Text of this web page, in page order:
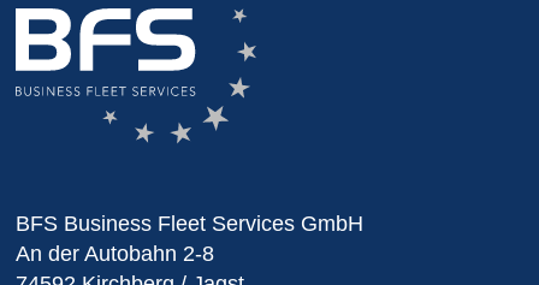
BFS Business Fleet Services GmbH
An der Autobahn 2-8